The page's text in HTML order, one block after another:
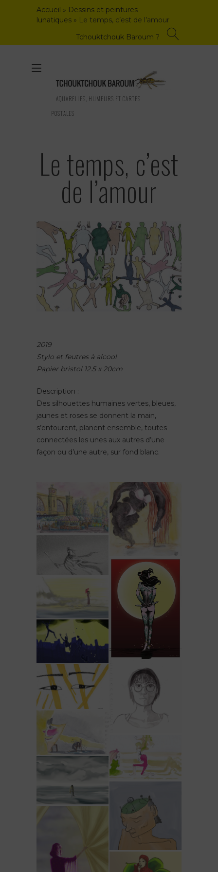
Accueil » Dessins et peintures
lunatiques » Le temps, c’est de l’amour
Tchouktchouk Baroum ?
AQUARELLES, HUMEURS ET CARTES
POSTALES
Toggle
navigation
Le temps, c’est
de l’amour
2019
Stylo et feutres à alcool
Papier bristol 12.5 x 20cm
Description :
Des silhouettes humaines vertes, bleues,
jaunes et roses se donnent la main,
s’entourent, planent ensemble, toutes
connectées les unes aux autres d’une
façon ou d’une autre, sur fond blanc.